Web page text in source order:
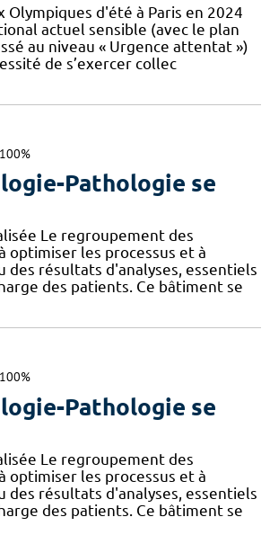
Olympiques d'été à Paris en 2024
actuel sensible (avec le plan
au niveau « Urgence attentat »)
de s’exercer collec
100%
Pathologie se
Le regroupement des
optimiser les processus et à
des résultats d'analyses, essentiels
des patients. Ce bâtiment se
100%
Pathologie se
Le regroupement des
optimiser les processus et à
des résultats d'analyses, essentiels
des patients. Ce bâtiment se